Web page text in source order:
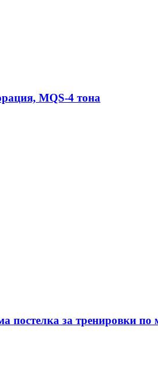
MQS-4 тона
постелка за тренировки